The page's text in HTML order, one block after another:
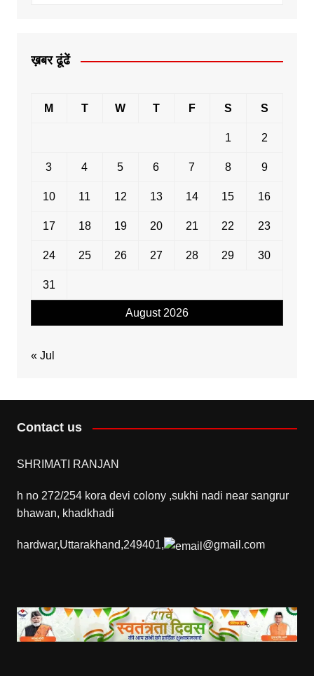
ख़बर ढूंढें
August 2026
M T W T F S S
1 2
3 4 5 6 7 8 9
10 11 12 13 14 15 16
17 18 19 20 21 22 23
24 25 26 27 28 29 30
31
« Jul
Contact us
SHRIMATI RANJAN
h no 272/254 kora devi colony ,sukhi nadi near sangrur
bhawan, khadkhadi
hardwar,Uttarakhand,249401, @gmail.com